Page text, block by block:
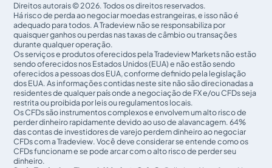
Direitos autorais © 2026. Todos os direitos reservados.
Há risco de perda ao negociar moedas estrangeiras, e isso não é
adequado para todos. A Tradeview não se responsabiliza por
quaisquer ganhos ou perdas nas taxas de câmbio ou transações
durante qualquer operação.
Os serviços e produtos oferecidos pela Tradeview Markets não estão
sendo oferecidos nos Estados Unidos (EUA) e não estão sendo
oferecidos a pessoas dos EUA, conforme definido pela legislação
dos EUA. As informações contidas neste site não são direcionadas a
residentes de qualquer país onde a negociação de FX e/ou CFDs seja
restrita ou proibida por leis ou regulamentos locais.
Os CFDs são instrumentos complexos e envolvem um alto risco de
perder dinheiro rapidamente devido ao uso de alavancagem. 64%
das contas de investidores de varejo perdem dinheiro ao negociar
CFDs com a Tradeview. Você deve considerar se entende como os
CFDs funcionam e se pode arcar com o alto risco de perder seu
dinheiro.